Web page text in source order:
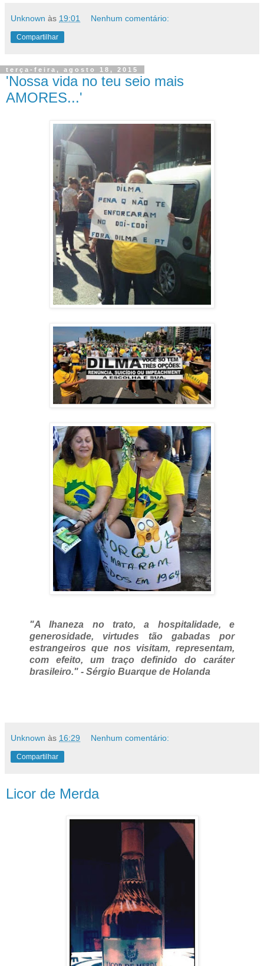
Unknown às 19:01 Nenhum comentário:
Compartilhar
terça-feira, agosto 18, 2015
'Nossa vida no teu seio mais
AMORES...'
"A lhaneza no trato, a hospitalidade, e
generosidade, virtudes tão gabadas por
estrangeiros que nos visitam, representam,
com efeito, um traço definido do caráter
brasileiro." - Sérgio Buarque de Holanda
Unknown às 16:29 Nenhum comentário:
Compartilhar
Licor de Merda